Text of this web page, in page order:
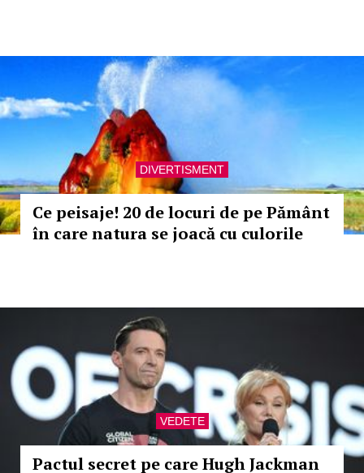
DIVERTISMENT
Ce peisaje! 20 de locuri de pe Pământ
în care natura se joacă cu culorile
VEDETE
Pactul secret pe care Hugh Jackman